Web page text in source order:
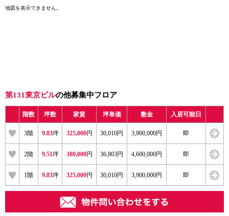
地図を表示できません。
第131東京ビルの他募集中フロア
階数 坪数 家賃 坪単価 敷金 入居可能日
3階 9.83坪 325,000円 30,010円 3,900,000円 即
2階 9.51坪 380,000円 36,803円 4,600,000円 即
1階 9.83坪 325,000円 30,010円 3,900,000円 即